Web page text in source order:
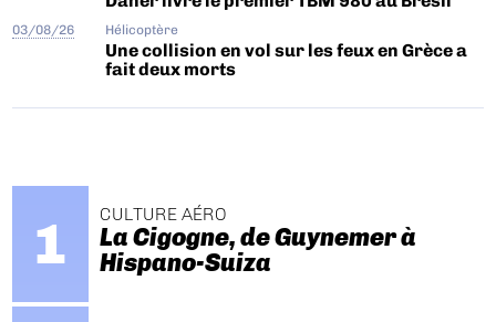
03/08/26 Hélicoptère
Une collision en vol sur les feux en Grèce a
fait deux morts
CULTURE AÉRO
La Cigogne, de Guynemer à
Hispano-Suiza